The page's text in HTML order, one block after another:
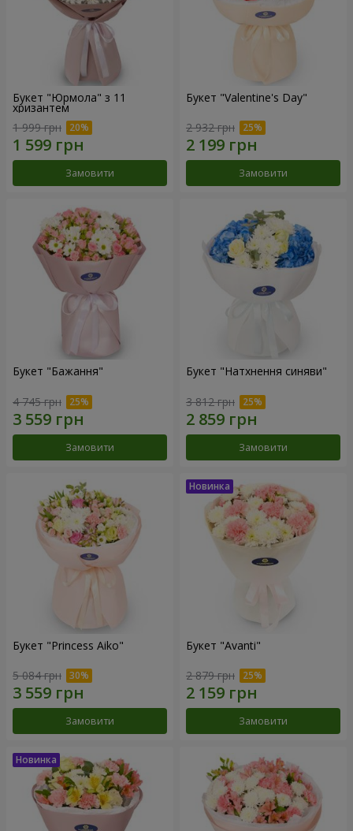
Букет "Юрмола" з 11
хризантем
1 999 грн
Замовити
Букет "Valentine's Day"
2 932 грн
Замовити
Букет "Бажання"
4 745 грн
Замовити
Букет "Натхнення синяви"
3 812 грн
Замовити
Букет "Princess Aiko"
5 084 грн
Замовити
Букет "Avanti"
2 879 грн
Замовити